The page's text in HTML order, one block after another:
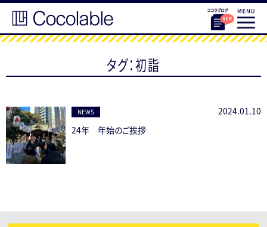
タグ：初詣
NEWS
2024.01.10
24年 年始のご挨拶